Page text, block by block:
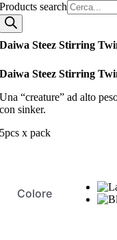
Products search
Daiwa Steez Stirring
Daiwa Steez Stirring
Una “creature” ad alto
con sinker.
5pcs x pack
Colore